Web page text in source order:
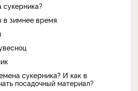
сукерника?
в зимнее время
сукерника? И как в
посадочный материал?